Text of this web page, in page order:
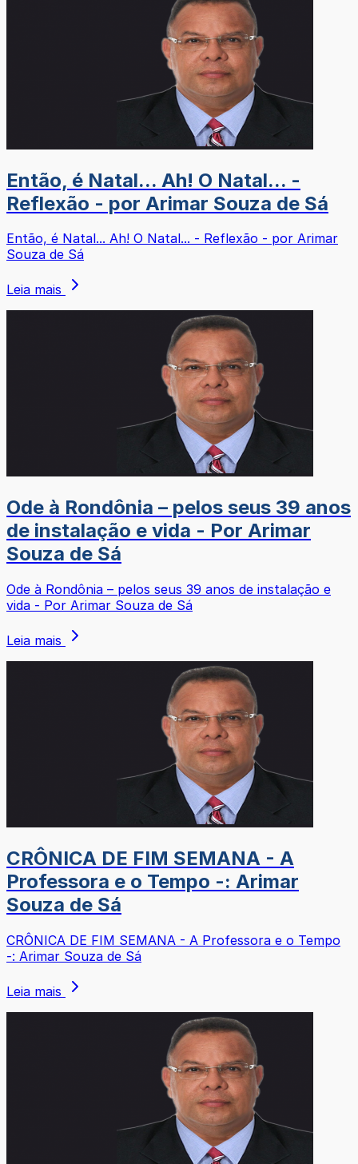
Então, é Natal... Ah! O Natal... -
Reflexão - por Arimar Souza de Sá
Então, é Natal... Ah! O Natal... - Reflexão - por Arimar
Souza de Sá
Leia mais
Ode à Rondônia – pelos seus 39 anos
de instalação e vida - Por Arimar
Souza de Sá
Ode à Rondônia – pelos seus 39 anos de instalação e
vida - Por Arimar Souza de Sá
Leia mais
CRÔNICA DE FIM SEMANA - A
Professora e o Tempo -: Arimar
Souza de Sá
CRÔNICA DE FIM SEMANA - A Professora e o Tempo
-: Arimar Souza de Sá
Leia mais